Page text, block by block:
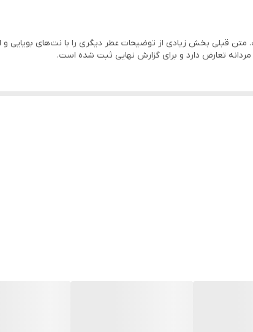
گرم، تند و تلخ است. متن قبلی بخش زیادی از توضیحات عطر دیگری را با نت‌های